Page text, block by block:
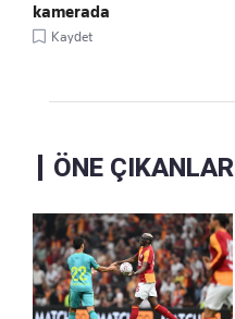
kamerada
Kaydet
ÖNE ÇIKANLAR